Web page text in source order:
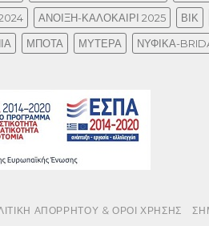
ΑΝΟΙΞΗ-ΚΑΛΟΚΑΙΡΙ 2025 ΒΙΚ
ΜΠΟΤΑ ΜΥΤΕΡΑ ΝΥΦΙΚΑ-
ΑΠΟΡΡΗΤΟΥ & ΟΡΟΙ ΧΡΗΣΗΣ